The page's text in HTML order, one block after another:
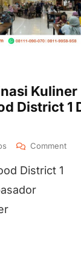
Kuliner
District 1
Comment
District 1